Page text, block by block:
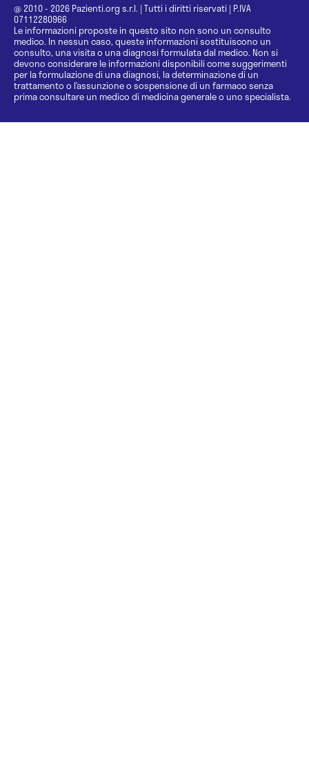
@ 2010 - 2026 Pazienti.org s.r.l. | Tutti i diritti riservati | P.IVA
07112280966
Le informazioni proposte in questo sito non sono un consulto
medico. In nessun caso, queste informazioni sostituiscono un
consulto, una visita o una diagnosi formulata dal medico. Non si
devono considerare le informazioni disponibili come suggerimenti
per la formulazione di una diagnosi, la determinazione di un
trattamento o l’assunzione o sospensione di un farmaco senza
prima consultare un medico di medicina generale o uno specialista.